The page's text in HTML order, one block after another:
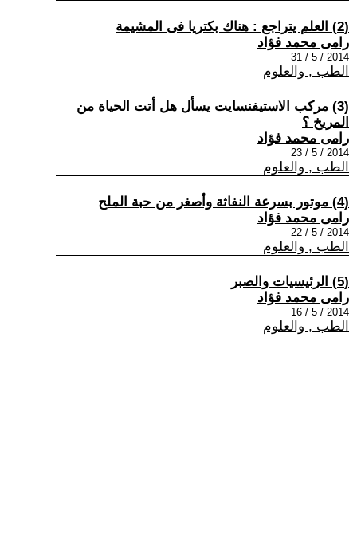
(2) العلم يتراجع : هناك بكتريا فى المشيمة
رامى محمد فؤاد
2014 / 5 / 31
الطب , والعلوم
(3) مركب الاستيفنسايت يسأل هل أتت الحياة من
المريخ ؟
رامى محمد فؤاد
2014 / 5 / 23
الطب , والعلوم
(4) موتور بسرعة النفاثة وأصغر من حبة الملح
رامى محمد فؤاد
2014 / 5 / 22
الطب , والعلوم
(5) الرئيسيات والصبر
رامى محمد فؤاد
2014 / 5 / 16
الطب , والعلوم